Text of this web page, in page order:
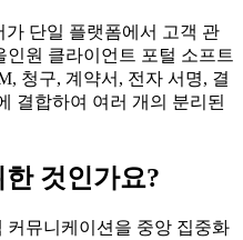
가 단일 플랫폼에서 고객 관
원 클라이언트 포털 소프트
청구, 계약서, 전자 서명, 결
결합하여 여러 개의 분리된
것인가요?
커뮤니케이션을 중앙 집중화